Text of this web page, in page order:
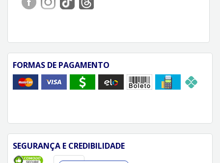
FORMAS DE PAGAMENTO
SEGURANÇA E CREDIBILIDADE